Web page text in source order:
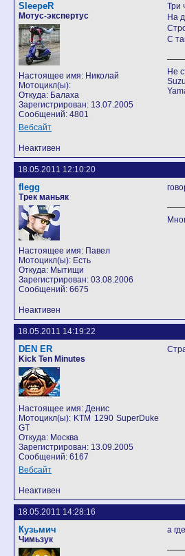
SleepeR
Мотус-экспертус
Настоящее имя: Николай
Мотоцикл(ы):
Откуда: Балаха
Зарегистрирован: 13.07.2005
Сообщений: 4801
Вебсайт
Три
На
С
Не
Неактивен
18.05.2011 12:10:20
flegg
Трек маньяк
Настоящее имя: Павел
Мотоцикл(ы): Есть
Откуда: Мытищи
Зарегистрирован: 03.08.2006
Сообщений: 6675
Неактивен
18.05.2011 14:19:22
DEN ER
Kick Ten Minutes
Настоящее имя: Денис
Мотоцикл(ы): KTM 1290 SuperDuke
GT
Откуда: Москва
Зарегистрирован: 13.09.2005
Сообщений: 6167
Вебсайт
Неактивен
18.05.2011 14:28:16
Кузьмич
Чимьзук
а